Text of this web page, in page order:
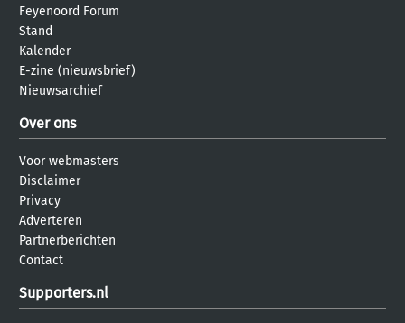
Feyenoord Forum
Stand
Kalender
E-zine (nieuwsbrief)
Nieuwsarchief
Over ons
Voor webmasters
Disclaimer
Privacy
Adverteren
Partnerberichten
Contact
Supporters.nl